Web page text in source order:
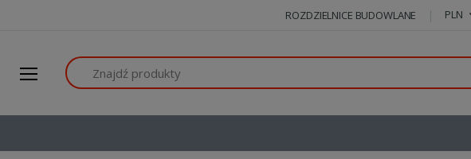
ROZDZIELNICE BUDOWLANE PLN
Szukaj